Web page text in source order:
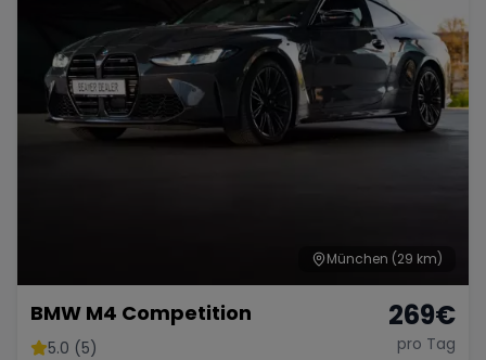
München (29 km)
BMW M4 Competition
5.0 (5)
269€
pro Tag